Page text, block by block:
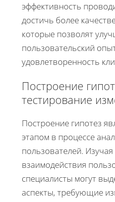
эффективность
достичь более
которые позволят
пользовательский
удовлетворенность
Построение
тестирование
Построение гипотез
этапом в процессе
пользователей.
взаимодействия
специалисты могут
аспекты, требующие